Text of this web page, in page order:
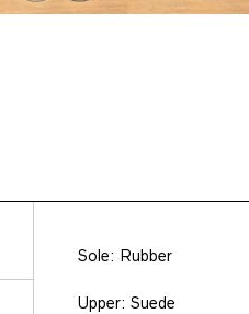
Sole: Rubber
Upper: Suede